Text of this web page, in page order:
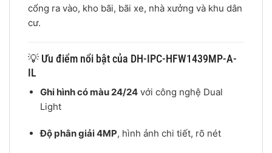
cổng ra vào, kho bãi, bãi xe, nhà xưởng và khu dân
cư.
💡 Ưu điểm nổi bật của DH-IPC-HFW1439MP-A-
IL
Ghi hình có màu 24/24với công nghệ Dual
Light
Độ phân giải 4MP, hình ảnh chi tiết, rõ nét